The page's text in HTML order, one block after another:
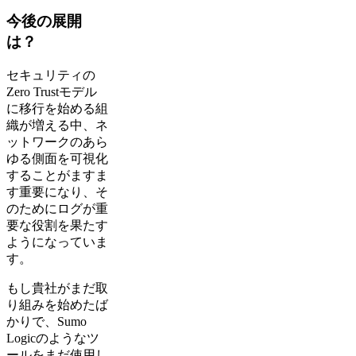
今後の展開
は？
セキュリティの
Zero Trustモデル
に移行を始める組
織が増える中、ネ
ットワークのあら
ゆる側面を可視化
することがますま
す重要になり、そ
のためにログが重
要な役割を果たす
ようになっていま
す。
もし貴社がまだ取
り組みを始めたば
かりで、Sumo
Logicのようなツ